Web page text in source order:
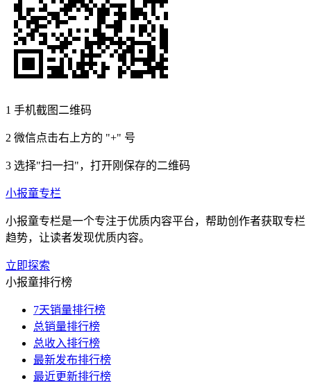
1 手机截图二维码
2 微信点击右上方的 "+" 号
3 选择"扫一扫"，打开刚保存的二维码
小报童专栏
小报童专栏是一个专注于优质内容平台，帮助创作者获取专栏
趋势，让读者发现优质内容。
立即探索
小报童排行榜
7天销量排行榜
总销量排行榜
总收入排行榜
最新发布排行榜
最近更新排行榜